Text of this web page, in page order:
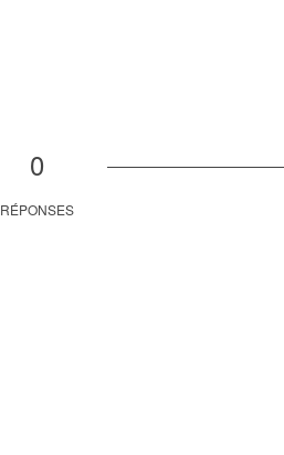
0
RÉPONSES